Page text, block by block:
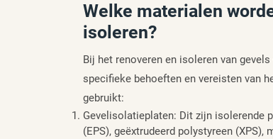
Welke materialen
isoleren?
Bij het renoveren en isoleren van
specifieke behoeften en vereisten van
gebruikt:
Gevelisolatieplaten: Dit zijn isolerende
(EPS), geëxtrudeerd polystyreen